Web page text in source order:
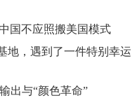
国不应照搬美国模式
地，遇到了一件特别幸运
出与“颜色革命”